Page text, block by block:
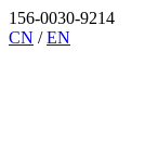
156-0030-9214
CN /EN